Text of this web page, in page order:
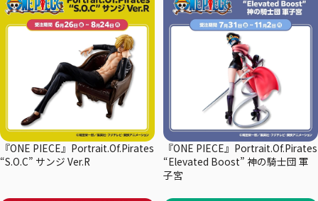
『ONE PIECE』Portrait.Of.Pirates
“S.O.C” サンジ Ver.R
『ONE PIECE』Portrait.Of.Pirates
“Elevated Boost” 神の騎士団 軍
子宮